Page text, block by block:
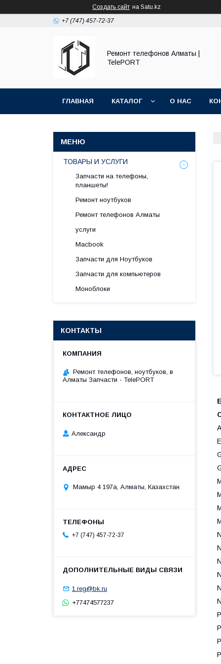
Создать сайт на Satu.kz
+7 (747) 457-72-37
Ремонт телефонов Алматы |
TelePORT
ГЛАВНАЯ КАТАЛОГ О НАС
ТОВАРЫ И УСЛУГИ
Запчасти на телефоны,
планшеты!
Ремонт ноутбуков
Ремонт телефонов Алматы
услуги
Macbook
Запчасти для Ноутбуков
Запчасти для компьютеров
Моноблоки
КОНТАКТЫ
Ремонт телефонов, ноутбуков, в
Алматы Запчасти - TelePORT
Александр
Мамыр 4 197а, Алматы, Казахстан
+7 (747) 457-72-37
1.reg@bk.ru
+77474577237